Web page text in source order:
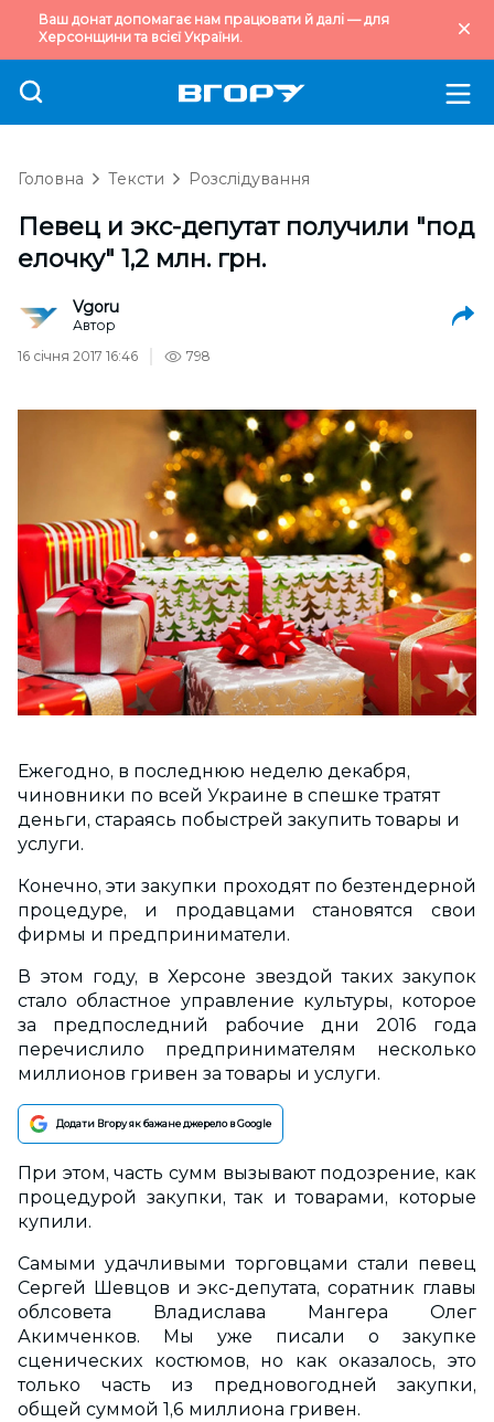
Ваш донат допомагає нам працювати й далі — для
Херсонщини та всієї України.
Головна Тексти Розслідування
Певец и экс-депутат получили "под
елочку" 1,2 млн. грн.
Vgoru
Автор
16 січня 2017 16:46
798
Ежегодно, в последнюю неделю декабря,
чиновники по всей Украине в спешке тратят
деньги, стараясь побыстрей закупить товары и
услуги.
Конечно, эти закупки проходят по безтендерной
процедуре, и продавцами становятся свои
фирмы и предприниматели.
В этом году, в Херсоне звездой таких закупок
стало областное управление культуры, которое
за предпоследний рабочие дни 2016 года
перечислило предпринимателям несколько
миллионов гривен за товары и услуги.
Додати Вгору як бажане джерело в Google
При этом, часть сумм вызывают подозрение, как
процедурой закупки, так и товарами, которые
купили.
Самыми удачливыми торговцами стали певец
Сергей Шевцов и экс-депутата, соратник главы
облсовета Владислава Мангера Олег
Акимченков. Мы уже писали о закупке
сценических костюмов, но как оказалось, это
только часть из предновогодней закупки,
общей суммой 1,6 миллиона гривен.